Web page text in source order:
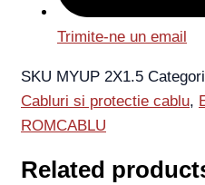
Trimite-ne un email
SKU MYUP 2X1.5
Cabluri si protectie cablu,
ROMCABLU
Related